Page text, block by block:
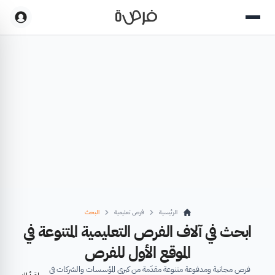
الرئيسية فرص تعليمية البحث
ابحث في آلاف الفرص التعليمية المتنوعة في
الموقع الأول للفرص
فرص مجانية ومدفوعة متنوعة مقدّمة من كبرى المؤسسات والشركات في